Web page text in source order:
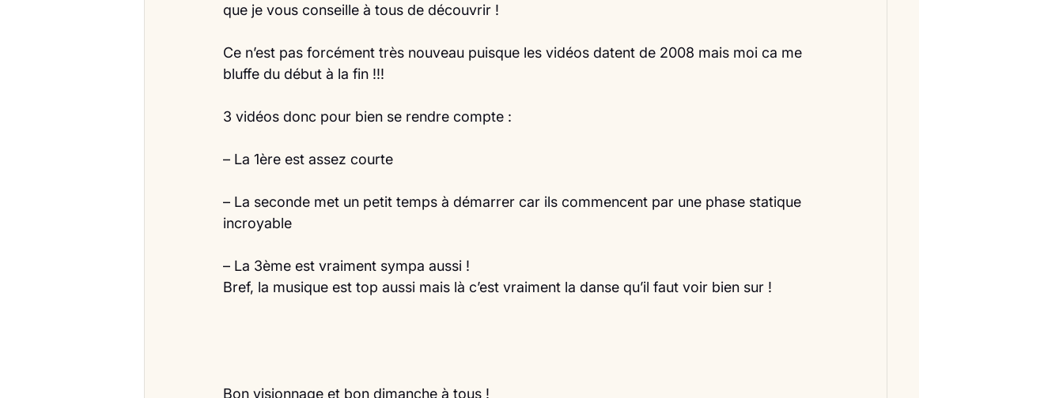
que je vous conseille à tous de découvrir !
Ce n’est pas forcément très nouveau puisque les vidéos datent de 2008 mais moi ca me
bluffe du début à la fin !!!
3 vidéos donc pour bien se rendre compte :
– La 1ère est assez courte
– La seconde met un petit temps à démarrer car ils commencent par une phase statique
incroyable
– La 3ème est vraiment sympa aussi !
Bref, la musique est top aussi mais là c’est vraiment la danse qu’il faut voir bien sur !
Bon visionnage et bon dimanche à tous !